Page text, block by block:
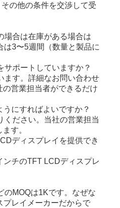
の他の条件を交渉して受
場合は在庫がある場合は
は3〜5週間（数量と製品に
サポートしていますか？
ます。詳細なお問い合わせ
営業担当者ができるだけ
にすればよいですか？
ください。当社の営業担当
す。
ディスプレイを提供でき
ンチのTFT LCDディスプレ
のMOQは1Kです。なぜな
プレイメーカーだからで